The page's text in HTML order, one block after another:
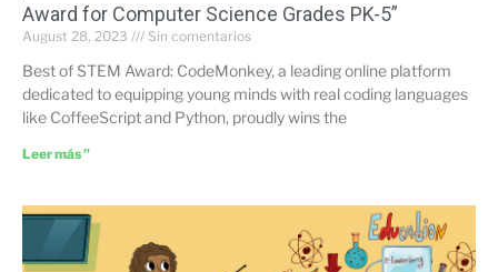
Award for Computer Science Grades PK-5”
August 28, 2023 Sin comentarios
Best of STEM Award: CodeMonkey, a leading online platform
dedicated to equipping young minds with real coding languages
like CoffeeScript and Python, proudly wins the
Leer más "